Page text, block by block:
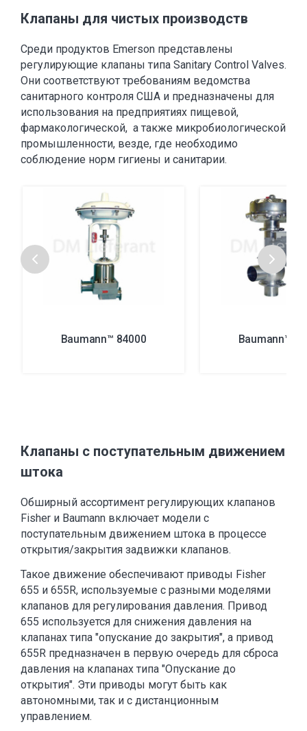
Клапаны для чистых производств
Среди продуктов Emerson представлены
регулирующие клапаны типа Sanitary Control Valves.
Они соответствуют требованиям ведомства
санитарного контроля США и предназначены для
использования на предприятиях пищевой,
фармакологической, а также микробиологической
промышленности, везде, где необходимо
соблюдение норм гигиены и санитарии.
Baumann™ 84000 Baumann™
Клапаны с поступательным движением
штока
Обширный ассортимент регулирующих клапанов
Fisher и Baumann включает модели с
поступательным движением штока в процессе
открытия/закрытия задвижки клапанов.
Такое движение обеспечивают приводы Fisher
655 и 655R, используемые с разными моделями
клапанов для регулирования давления. Привод
655 используется для снижения давления на
клапанах типа "опускание до закрытия", а привод
655R предназначен в первую очередь для сброса
давления на клапанах типа "Опускание до
открытия". Эти приводы могут быть как
автономными, так и с дистанционным
управлением.